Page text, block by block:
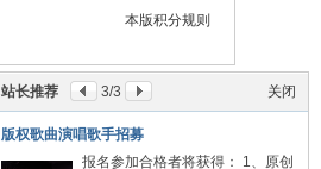
本版积分规则
关闭
站长推荐 3/3
版权歌曲演唱歌手招募
报名参加合格者将获得： 1、原创